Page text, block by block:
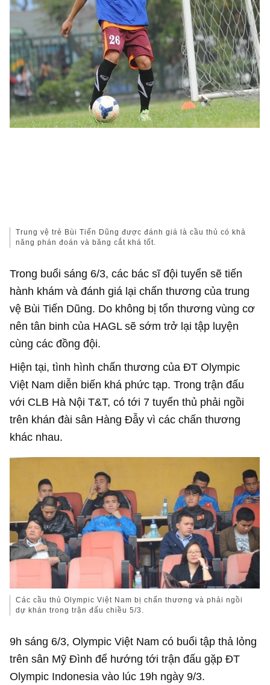
Trung vệ trẻ Bùi Tiến Dũng được đánh giá là cầu thủ có khả
năng phán đoán và băng cắt khá tốt.
Trong buổi sáng 6/3, các bác sĩ đội tuyển sẽ tiến
hành khám và đánh giá lại chấn thương của trung
vệ Bùi Tiến Dũng. Do không bị tổn thương vùng cơ
nên tân binh của HAGL sẽ sớm trở lại tập luyện
cùng các đồng đội.
Hiện tại, tình hình chấn thương của ĐT Olympic
Việt Nam diễn biến khá phức tạp. Trong trận đấu
với CLB Hà Nội T&T, có tới 7 tuyển thủ phải ngồi
trên khán đài sân Hàng Đẫy vì các chấn thương
khác nhau.
Các cầu thủ Olympic Việt Nam bị chấn thương và phải ngồi
dự khán trong trận đấu chiều 5/3.
9h sáng 6/3, Olympic Việt Nam có buổi tập thả lỏng
trên sân Mỹ Đình để hướng tới trận đấu gặp ĐT
Olympic Indonesia vào lúc 19h ngày 9/3.